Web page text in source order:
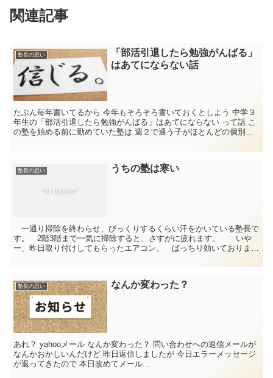
関連記事
塾長の思い
「部活引退したら勉強がんばる」
はあてにならない話
たぶん毎年書いてるから 今年もそろそろ書いておくとしよう 中学３
年生の「部活引退したら勉強がんばる」はあてにならない って話 こ
の塾を始める前に勤めていた塾は 週２で通う子がほとんどの個別
塾長の思い うちの塾は寒い
一通り掃除を終わらせ、びっくりするくらい汗をかいている塾長で
す。 2階3階まで一気に掃除すると、さすがに疲れます。 いや
ー、昨日取り付けしてもらったエアコン。 ばっちり効いておりま
塾長の思い なんか変わった？
あれ？ yahooメール なんか変わった？ 問い合わせへの返信メールが
なんかおかしいんだけど 昨日返信しましたが 今日エラーメッセージ
が返ってきたので 本日改めてメール...